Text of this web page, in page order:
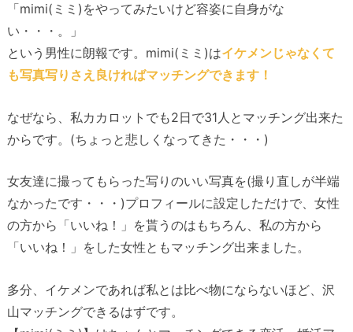
「mimi(ミミ)をやってみたいけど容姿に自身がな
い・・・。」
という男性に朗報です。mimi(ミミ)はイケメンじゃなくて
も写真写りさえ良ければマッチングできます！
なぜなら、私カカロットでも2日で31人とマッチング出来た
からです。(ちょっと悲しくなってきた・・・)
女友達に撮ってもらった写りのいい写真を(撮り直しが半端
なかったです・・・)プロフィールに設定しただけで、女性
の方から「いいね！」を貰うのはもちろん、私の方から
「いいね！」をした女性ともマッチング出来ました。
多分、イケメンであれば私とは比べ物にならないほど、沢
山マッチングできるはずです。